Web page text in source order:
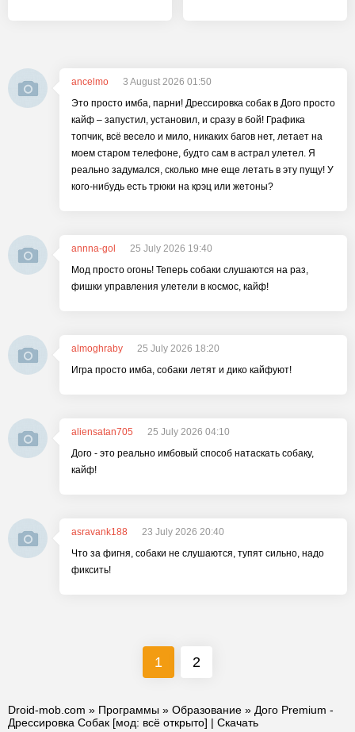
ancelmo
3 August 2026 01:50
Это просто имба, парни! Дрессировка собак в Дого просто
кайф – запустил, установил, и сразу в бой! Графика
топчик, всё весело и мило, никаких багов нет, летает на
моем старом телефоне, будто сам в астрал улетел. Я
реально задумался, сколько мне еще летать в эту пущу! У
кого-нибудь есть трюки на крэц или жетоны?
annna-gol
25 July 2026 19:40
Мод просто огонь! Теперь собаки слушаются на раз,
фишки управления улетели в космос, кайф!
almoghraby
25 July 2026 18:20
Игра просто имба, собаки летят и дико кайфуют!
aliensatan705
25 July 2026 04:10
Дого - это реально имбовый способ натаскать собаку,
кайф!
asravank188
23 July 2026 20:40
Что за фигня, собаки не слушаются, тупят сильно, надо
фиксить!
1 2
Droid-mob.com » Программы » Образование » Дого Premium -
Дрессировка Собак [мод: всё открыто] | Скачать